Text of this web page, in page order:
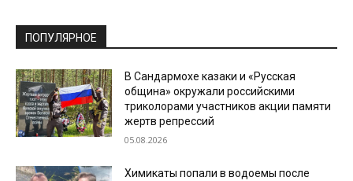
ПОПУЛЯРНОЕ
В Сандармохе казаки и «Русская
община» окружали российскими
триколорами участников акции памяти
жертв репрессий
05.08.2026
Химикаты попали в водоемы после